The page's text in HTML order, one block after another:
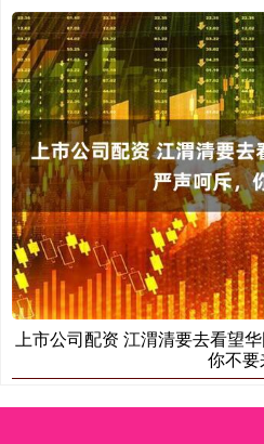
上市公司配资 江渭清要去看望
你不要